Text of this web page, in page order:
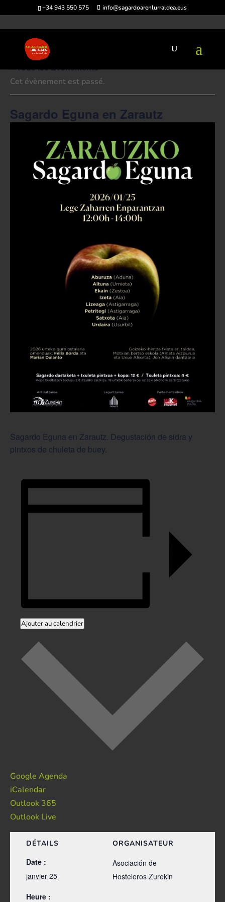
+34 943 550 575 info@sagardoarenlurraldea.eus
« Tous les Évènements
Cet évènement est passé.
Sagardo Eguna en Zarautz
Sagardo Eguna en Zarautz. Degustación de sidra y
pintxos de chuleta de buey.
Ajouter au calendrier
Google Agenda
iCalendar
Outlook 365
Outlook Live
DÉTAILS
Date :
janvier 25
Heure :
ORGANISATEUR
Asociación de
Hosteleros Zurekin